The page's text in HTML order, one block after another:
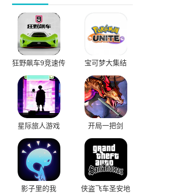
狂野飙车9竞速传
宝可梦大集结
星际旅人游戏 开局一把剑
影子里的我
侠盗飞车圣安地